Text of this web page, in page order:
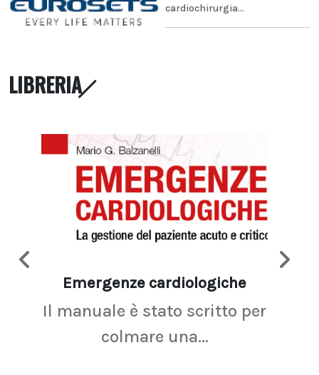
cardiochirurgia...
LIBRERIA
Emergenze cardiologiche
Il manuale è stato scritto per
colmare una...